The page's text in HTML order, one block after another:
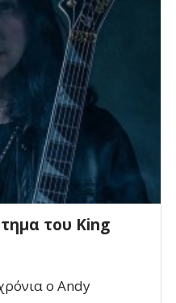
του King
ο Andy